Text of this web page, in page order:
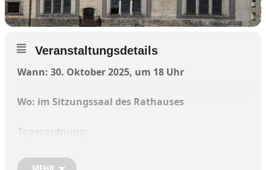
Veranstaltungsdetails
Wann: 30. Oktober 2025, um 18 Uhr
Wo: im Sitzungssaal des Rathauses
Tagesordnung:
Bekanntgabe von behandelten Tagesordnungspunkten deren